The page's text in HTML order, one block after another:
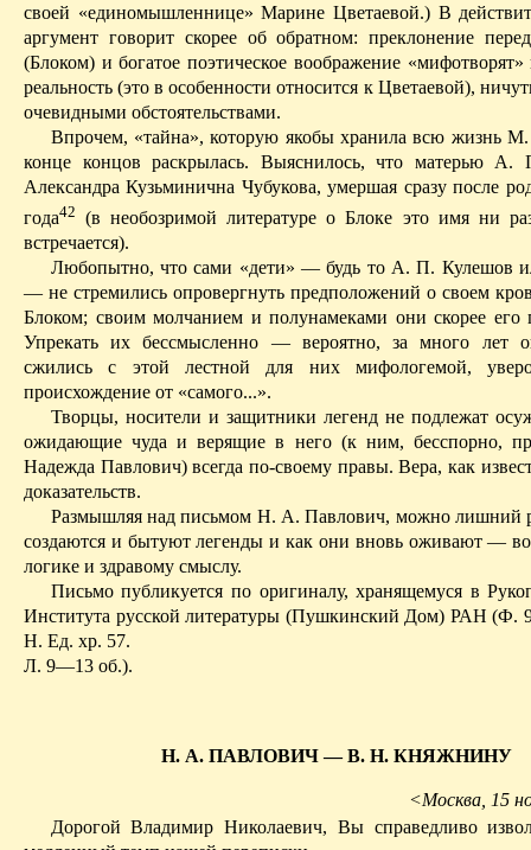
своей «единомышленнице» Марине Цветаевой.) В
аргумент говорит скорее об обратном: преклонение
(Блоком) и богатое поэтическое воображение
реальность (это в особенности относится к Цветаевой),
очевидными обстоятельствами.
Впрочем, «тайна», которую якобы хранила всю жизнь
конце концов раскрылась. Выяснилось, что матерью
Александра Кузьминична Чубукова, умершая сразу после
года42 (в необозримой литературе о Блоке это имя ни
встречается).
Любопытно, что сами «дети» — будь то А. П.
— не стремились опровергнуть предположений о своем
Блоком; своим молчанием и полунамеками они скорее его
Упрекать их бессмысленно — вероятно, за много лет
сжились с этой лестной для них мифологемой,
происхождение от «самого...».
Творцы, носители и защитники легенд не подлежат
ожидающие чуда и верящие в него (к ним, бесспорно,
Надежда Павлович) всегда по-своему правы. Вера, как
доказательств.
Размышляя над письмом Н. А. Павлович, можно лишний
создаются и бытуют легенды и как они вновь оживают —
логике и здравому смыслу.
Письмо публикуется по оригиналу, хранящемуся в
Института русской литературы (Пушкинский Дом) РАН (Ф.
Н. Ед. хр. 57.
Л. 9—13 об.).
Н. А. ПАВЛОВИЧ — В. Н. КНЯЖНИНУ
<Москва, 15
Дорогой Владимир Николаевич, Вы справедливо